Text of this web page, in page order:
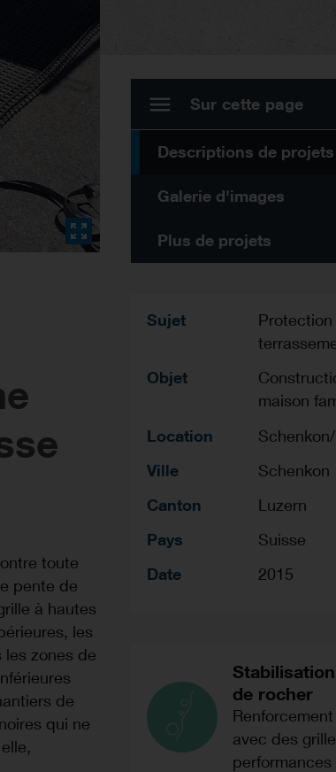
Sur cette page
Descriptions de projets
Galerie d'images
Plus de projets
Sujet
Objet
maison
Location
Ville
Schenkon
Canton
Luzern
Pays
Suisse
Date
2015
de rocher
avec des
performances
toute
pente de
à hautes
les
zones de
de
qui ne